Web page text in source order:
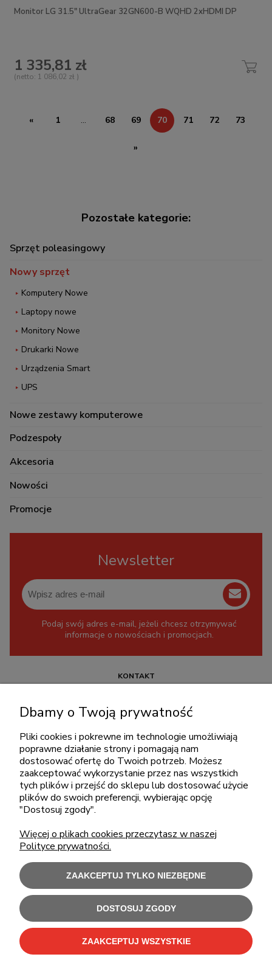
Sprzęt poleasingowy
Nowy sprzęt
Komputery Nowe
Laptopy nowe
Monitory Nowe
Drukarki Nowe
Urządzenia Smart
UPS
Nowe zestawy komputerowe
Podzespoły
Akcesoria
Nowości
Promocje
Monitor LG 31.5" UltraGear 32GN600-B WQHD 2xHDMI DP
1 335,81 zł
(netto: 1 086,02 zł )
« 1 ... 68 69 70 71 72 73
»
Newsletter
Podaj swój adres e-mail, jeżeli chcesz otrzymywać
informacje o nowościach i promocjach.
KONTAKT
pon.-piąt.: 08:00-16:00
sklep@cebit.pl
ZAKUPY
MOJE KONTO
INFORMACJE
Użytkowanie sklepu oznacza zgodę na wykorzystywanie plików cookies.
Szczegółowe informacje wPolityce prywatności
C-Bit Bis OnLine - tanie laptopy poleasingowe i używane komputery biurowe.
Dbamy o Twoją prywatność
Pliki cookies i pokrewne im technologie umożliwiają
poprawne działanie strony i pomagają nam
dostosować ofertę do Twoich potrzeb. Możesz
zaakceptować wykorzystanie przez nas wszystkich
tych plików i przejść do sklepu lub dostosować użycie
plików do swoich preferencji, wybierając opcję
"Dostosuj zgody".
Więcej o plikach cookies przeczytasz w naszej
Polityce prywatności.
ZAAKCEPTUJ TYLKO NIEZBĘDNE
DOSTOSUJ ZGODY
ZAAKCEPTUJ WSZYSTKIE